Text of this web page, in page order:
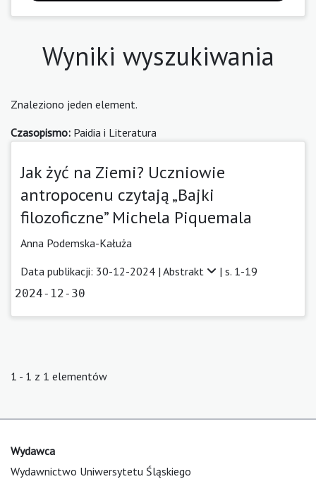
Wyniki wyszukiwania
Znaleziono jeden element.
Czasopismo: Paidia i Literatura
Jak żyć na Ziemi? Uczniowie
antropocenu czytają „Bajki
filozoficzne” Michela Piquemala
Anna Podemska-Kałuża
Data publikacji: 30-12-2024 | Abstrakt | s. 1-19
2024-12-30
1 - 1 z 1 elementów
Wydawca
Wydawnictwo Uniwersytetu Śląskiego